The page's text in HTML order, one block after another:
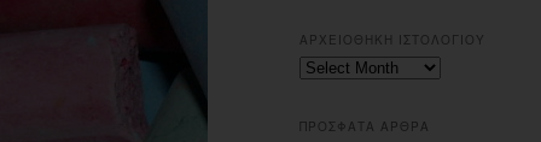
ΑΡΧΕΙΟΘΗΚΗ ΙΣΤΟΛΟΓΙΟΥ
Αρχειοθηκη
ΠΡΟΣΦΑΤΑ ΑΡΘΡΑ